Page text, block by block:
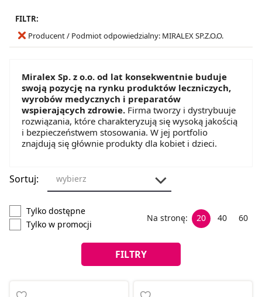
FILTR:
Producent / Podmiot odpowiedzialny: MIRALEX SP.Z.O.O.
Miralex Sp. z o.o. od lat konsekwentnie buduje
swoją pozycję na rynku produktów leczniczych,
wyrobów medycznych i preparatów
wspierających zdrowie. Firma tworzy i dystrybuuje
rozwiązania, które charakteryzują się wysoką jakością
i bezpieczeństwem stosowania. W jej portfolio
znajdują się głównie produkty dla kobiet i dzieci.
Sortuj: wybierz
Tylko dostępne
Tylko w promocji
Na stronę: 20 40 60
FILTRY